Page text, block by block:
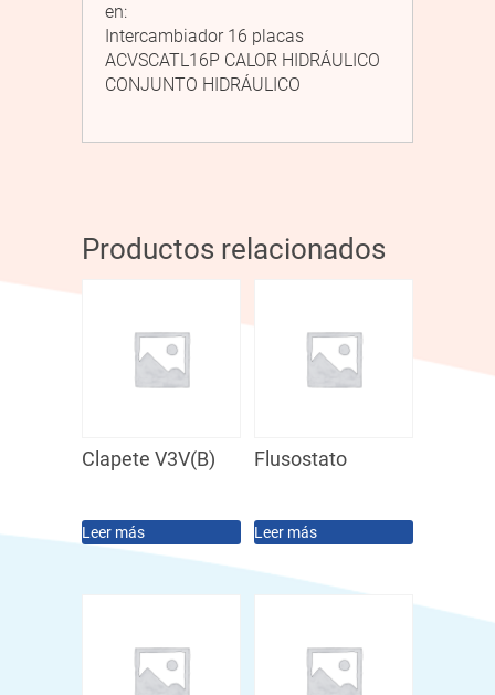
en:
Intercambiador 16 placas
ACVSCATL16P CALOR HIDRÁULICO
CONJUNTO HIDRÁULICO
Productos relacionados
Clapete V3V(B)
Leer más
Flusostato
Leer más